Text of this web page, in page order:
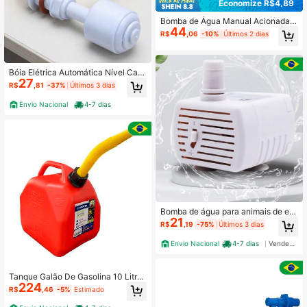
Bóia Elétrica Automática Nível Caix
a Dágua Sensor Flutuador Vertical
Automação Cisterna Poço 220v
R$27,81 -37% Últimos 3 dias
Envio Nacional 4-7 dias
Tanque Galão De Gasolina 10 Litros
Combustível Com Bico
R$224 ,46 -5% Estimado
Economize R$4,89
Bomba de Água Manual Acionada p
or Furadeira Portátil Conjunto de Bo
mba Manual de Uso Duplo | Sem N
de Transferência de Água de Alta Ef
iciência e Fluxo | Adequada para Fu
radeiras Elétricas, Irrigação com Ec
onomia de Trabalho, Jardim, Rio, Us
o de Rega e Limpeza ao Ar Livre
R$44,06 -10% Últimos 2 dias
Bomba de água para animais de est
imação USB com motor de baixo ruí
do para substituição
R$21 ,19 -75% Últimos 3 dias
Envio Nacional 4-7 dias